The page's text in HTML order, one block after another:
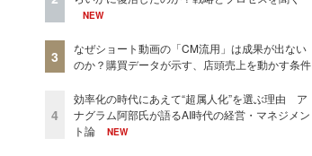
NEW
3
なぜショート動画の「CM流用」は成果が出ない
のか？購買データが示す、店頭売上を動かす条件
4
効率化の時代にあえて“超属人化”を選ぶ理由 ア
ナグラム阿部氏が語るAI時代の経営・マネジメン
ト論
NEW